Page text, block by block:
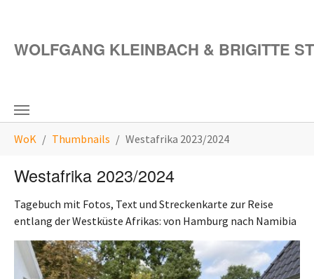
WOLFGANG KLEINBACH & BRIGITTE
WoK Thumbnails Westafrika 2023/2024
Westafrika 2023/2024
Tagebuch mit Fotos, Text und Streckenkarte zur Reise
entlang der Westküste Afrikas: von Hamburg nach Namibia